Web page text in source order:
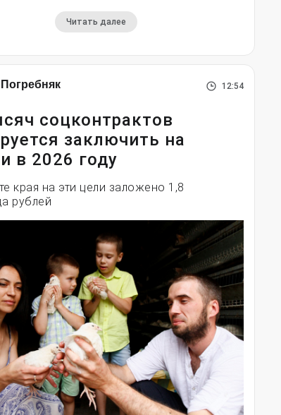
Читать далее
12:54
соцконтрактов
заключить на
в 2026 году
края на эти цели заложено 1,8
рублей